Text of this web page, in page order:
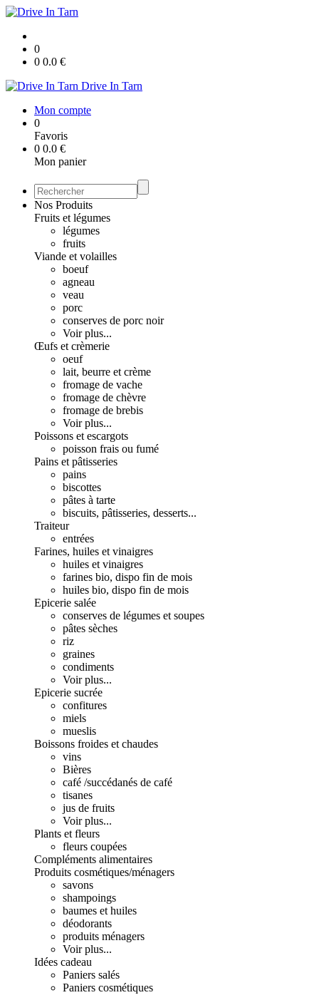
0
0 0.0 €
Drive In Tarn
Mon compte
0
Favoris
0 0.0 €
Mon panier
Nos Produits
Fruits et légumes
légumes
fruits
Viande et volailles
boeuf
agneau
veau
porc
conserves de porc noir
Voir plus...
Œufs et crèmerie
oeuf
lait, beurre et crème
fromage de vache
fromage de chèvre
fromage de brebis
Voir plus...
Poissons et escargots
poisson frais ou fumé
Pains et pâtisseries
pains
biscottes
pâtes à tarte
biscuits, pâtisseries, desserts...
Traiteur
entrées
Farines, huiles et vinaigres
huiles et vinaigres
farines bio, dispo fin de mois
huiles bio, dispo fin de mois
Epicerie salée
conserves de légumes et soupes
pâtes sèches
riz
graines
condiments
Voir plus...
Epicerie sucrée
confitures
miels
mueslis
Boissons froides et chaudes
vins
Bières
café /succédanés de café
tisanes
jus de fruits
Voir plus...
Plants et fleurs
fleurs coupées
Compléments alimentaires
Produits cosmétiques/ménagers
savons
shampoings
baumes et huiles
déodorants
produits ménagers
Voir plus...
Idées cadeau
Paniers salés
Paniers cosmétiques